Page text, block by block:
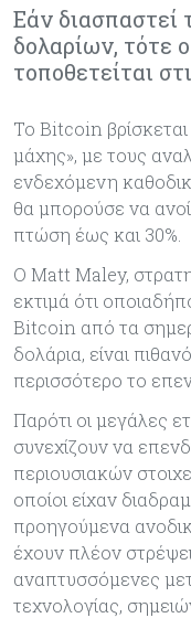
Εάν διασπαστεί
δολαρίων, τότε
τοποθετείται
Το Bitcoin βρίσκεται
μάχης», με τους
ενδεχόμενη
θα μπορούσε να
πτώση έως και 30%.
Ο Matt Maley,
εκτιμά ότι
Bitcoin από τα
δολάρια, είναι
περισσότερο το
Παρότι οι μεγάλες
συνεχίζουν να
περιουσιακών
οποίοι είχαν
προηγούμενα
έχουν πλέον
αναπτυσσόμενες
τεχνολογίας,